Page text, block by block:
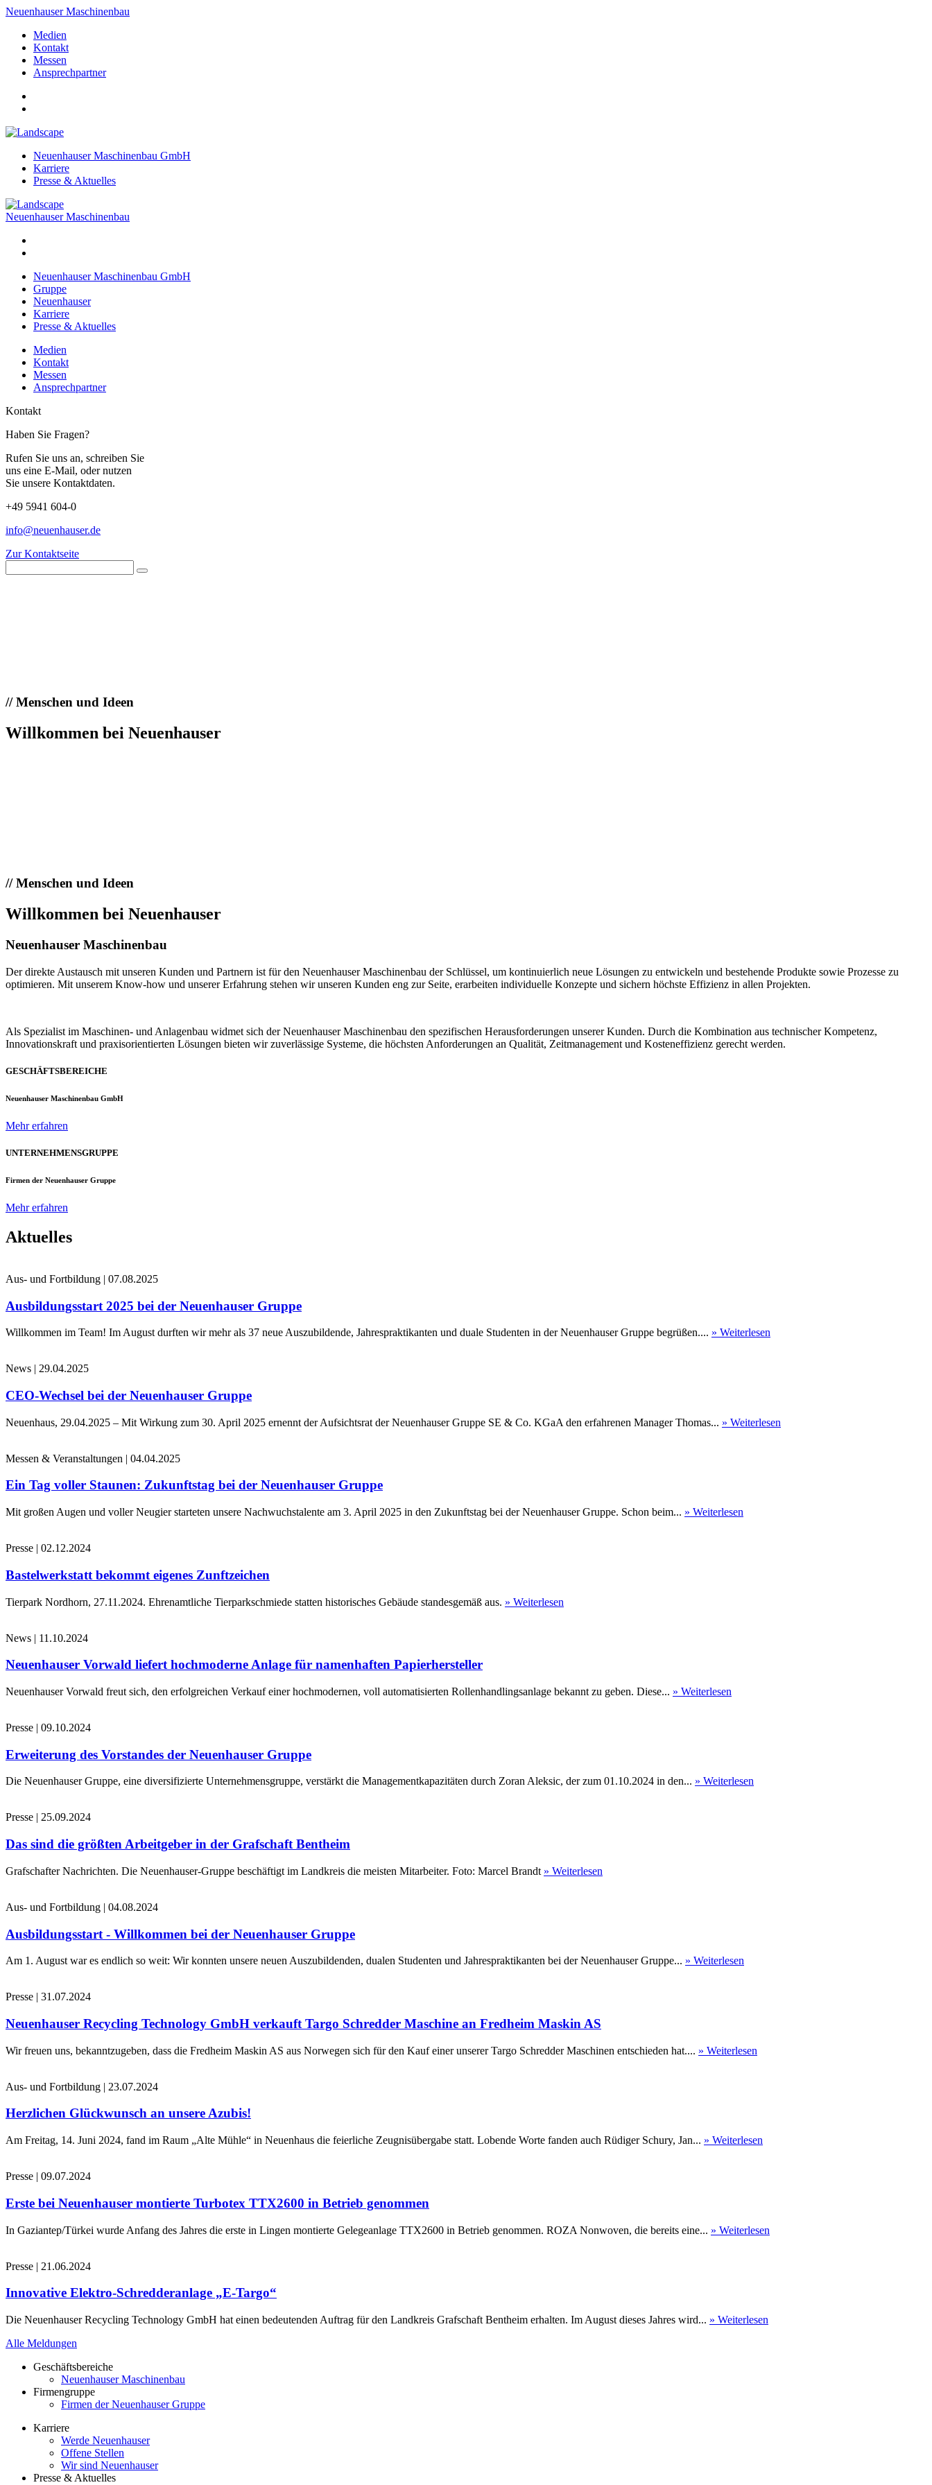
Neuenhauser Maschinenbau
Medien
Kontakt
Messen
Ansprechpartner
Neuenhauser Maschinenbau GmbH
Karriere
Presse & Aktuelles
Neuenhauser Maschinenbau
Neuenhauser Maschinenbau GmbH
Gruppe
Neuenhauser
Karriere
Presse & Aktuelles
Medien
Kontakt
Messen
Ansprechpartner
Kontakt
Haben Sie Fragen?
Rufen Sie uns an, schreiben Sie
uns eine E-Mail, oder nutzen
Sie unsere Kontaktdaten.
+49 5941 604-0
info@neuenhauser.de
Zur Kontaktseite
//Menschen und Ideen
Willkommen bei Neuenhauser
//Menschen und Ideen
Willkommen bei Neuenhauser
Neuenhauser Maschinenbau
Der direkte Austausch mit unseren Kunden und Partnern ist für den Neuenhauser Maschinenbau der Schlüssel, um kontinuierlich neue Lösungen zu entwickeln und bestehende Produkte sowie Prozesse zu
optimieren. Mit unserem Know-how und unserer Erfahrung stehen wir unseren Kunden eng zur Seite, erarbeiten individuelle Konzepte und sichern höchste Effizienz in allen Projekten.
Als Spezialist im Maschinen- und Anlagenbau widmet sich der Neuenhauser Maschinenbau den spezifischen Herausforderungen unserer Kunden. Durch die Kombination aus technischer Kompetenz,
Innovationskraft und praxisorientierten Lösungen bieten wir zuverlässige Systeme, die höchsten Anforderungen an Qualität, Zeitmanagement und Kosteneffizienz gerecht werden.
GESCHÄFTSBEREICHE
Neuenhauser Maschinenbau GmbH
Mehr erfahren
UNTERNEHMENSGRUPPE
Firmen der Neuenhauser Gruppe
Mehr erfahren
Aktuelles
Aus- und Fortbildung | 07.08.2025
Ausbildungsstart 2025 bei der Neuenhauser Gruppe
Willkommen im Team! Im August durften wir mehr als 37 neue Auszubildende, Jahrespraktikanten und duale Studenten in der Neuenhauser Gruppe begrüßen.... » Weiterlesen
News | 29.04.2025
CEO-Wechsel bei der Neuenhauser Gruppe
Neuenhaus, 29.04.2025 – Mit Wirkung zum 30. April 2025 ernennt der Aufsichtsrat der Neuenhauser Gruppe SE & Co. KGaA den erfahrenen Manager Thomas... » Weiterlesen
Messen & Veranstaltungen | 04.04.2025
Ein Tag voller Staunen: Zukunftstag bei der Neuenhauser Gruppe
Mit großen Augen und voller Neugier starteten unsere Nachwuchstalente am 3. April 2025 in den Zukunftstag bei der Neuenhauser Gruppe. Schon beim... » Weiterlesen
Presse | 02.12.2024
Bastelwerkstatt bekommt eigenes Zunftzeichen
Tierpark Nordhorn, 27.11.2024. Ehrenamtliche Tierparkschmiede statten historisches Gebäude standesgemäß aus. » Weiterlesen
News | 11.10.2024
Neuenhauser Vorwald liefert hochmoderne Anlage für namenhaften Papierhersteller
Neuenhauser Vorwald freut sich, den erfolgreichen Verkauf einer hochmodernen, voll automatisierten Rollenhandlingsanlage bekannt zu geben. Diese... » Weiterlesen
Presse | 09.10.2024
Erweiterung des Vorstandes der Neuenhauser Gruppe
Die Neuenhauser Gruppe, eine diversifizierte Unternehmensgruppe, verstärkt die Managementkapazitäten durch Zoran Aleksic, der zum 01.10.2024 in den... » Weiterlesen
Presse | 25.09.2024
Das sind die größten Arbeitgeber in der Grafschaft Bentheim
Grafschafter Nachrichten. Die Neuenhauser-Gruppe beschäftigt im Landkreis die meisten Mitarbeiter. Foto: Marcel Brandt » Weiterlesen
Aus- und Fortbildung | 04.08.2024
Ausbildungsstart - Willkommen bei der Neuenhauser Gruppe
Am 1. August war es endlich so weit: Wir konnten unsere neuen Auszubildenden, dualen Studenten und Jahrespraktikanten bei der Neuenhauser Gruppe... » Weiterlesen
Presse | 31.07.2024
Neuenhauser Recycling Technology GmbH verkauft Targo Schredder Maschine an Fredheim Maskin AS
Wir freuen uns, bekanntzugeben, dass die Fredheim Maskin AS aus Norwegen sich für den Kauf einer unserer Targo Schredder Maschinen entschieden hat.... » Weiterlesen
Aus- und Fortbildung | 23.07.2024
Herzlichen Glückwunsch an unsere Azubis!
Am Freitag, 14. Juni 2024, fand im Raum „Alte Mühle“ in Neuenhaus die feierliche Zeugnisübergabe statt. Lobende Worte fanden auch Rüdiger Schury, Jan... » Weiterlesen
Presse | 09.07.2024
Erste bei Neuenhauser montierte Turbotex TTX2600 in Betrieb genommen
In Gaziantep/Türkei wurde Anfang des Jahres die erste in Lingen montierte Gelegeanlage TTX2600 in Betrieb genommen. ROZA Nonwoven, die bereits eine... » Weiterlesen
Presse | 21.06.2024
Innovative Elektro-Schredderanlage „E-Targo“
Die Neuenhauser Recycling Technology GmbH hat einen bedeutenden Auftrag für den Landkreis Grafschaft Bentheim erhalten. Im August dieses Jahres wird... » Weiterlesen
Alle Meldungen
Geschäftsbereiche
Neuenhauser Maschinenbau
Firmengruppe
Firmen der Neuenhauser Gruppe
Karriere
Werde Neuenhauser
Offene Stellen
Wir sind Neuenhauser
Presse & Aktuelles